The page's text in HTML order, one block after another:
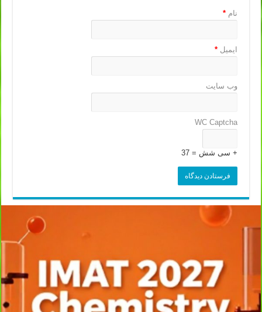
نام*
ایمیل*
وب‌ سایت
WC Captcha
+ سی شش = 37